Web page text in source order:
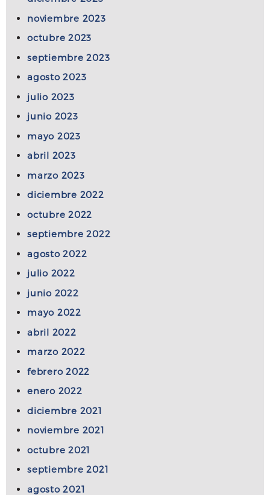
noviembre 2023
octubre 2023
septiembre 2023
agosto 2023
julio 2023
junio 2023
mayo 2023
abril 2023
marzo 2023
diciembre 2022
octubre 2022
septiembre 2022
agosto 2022
julio 2022
junio 2022
mayo 2022
abril 2022
marzo 2022
febrero 2022
enero 2022
diciembre 2021
noviembre 2021
octubre 2021
septiembre 2021
agosto 2021